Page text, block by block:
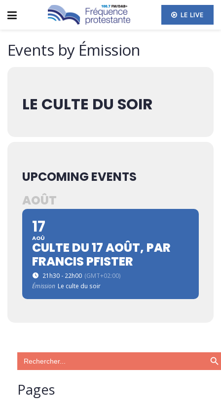
LE LIVE
Events by Émission
LE CULTE DU SOIR
UPCOMING EVENTS
AOÛT
17
AOÛ
CULTE DU 17 AOÛT, PAR
FRANCIS PFISTER
21h30 - 22h00 (GMT+02:00)
Émission Le culte du soir
Search
for:
Search
Pages